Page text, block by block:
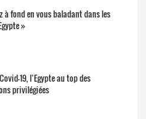
à fond en vous baladant dans les
»
19, l’Egypte au top des
privilégiées